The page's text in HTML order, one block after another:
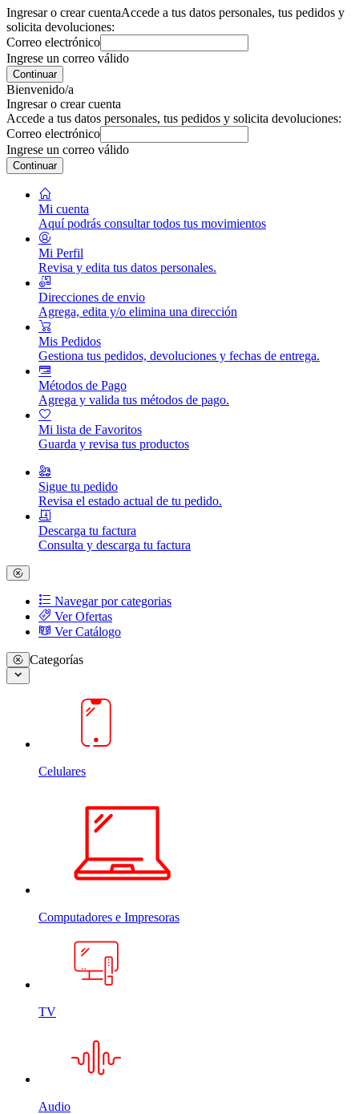
Ingresar o crear cuentaAccede a tus datos personales, tus pedidos y
solicita devoluciones:
Correo electrónico
Ingrese un correo válido
Continuar
Bienvenido/a
Ingresar o crear cuenta
Accede a tus datos personales, tus pedidos y solicita devoluciones:
Correo electrónico
Ingrese un correo válido
Continuar
Mi cuenta
Aquí podrás consultar todos tus movimientos
Mi Perfil
Revisa y edita tus datos personales.
Direcciones de envio
Agrega, edita y/o elimina una dirección
Mis Pedidos
Gestiona tus pedidos, devoluciones y fechas de entrega.
Métodos de Pago
Agrega y valida tus métodos de pago.
Mi lista de Favoritos
Guarda y revisa tus productos
Sigue tu pedido
Revisa el estado actual de tu pedido.
Descarga tu factura
Consulta y descarga tu factura
Navegar por categorias
Ver Ofertas
Ver Catálogo
Categorías
Celulares
Computadores e Impresoras
TV
Audio